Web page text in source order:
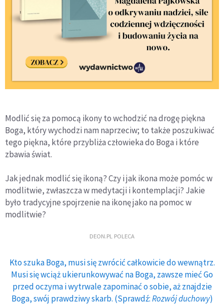
Modlić się za pomocą ikony to wchodzić na drogę piękna
Boga, który wychodzi nam naprzeciw; to także poszukiwać
tego piękna, które przybliża człowieka do Boga i które
zbawia świat.
Jak jednak modlić się ikoną? Czy i jak ikona może pomóc w
modlitwie, zwłaszcza w medytacji i kontemplacji? Jakie
było tradycyjne spojrzenie na ikonę jako na pomoc w
modlitwie?
DEON.PL POLECA
Kto szuka Boga, musi się zwrócić całkowicie do wewnątrz.
Musi się wciąż ukierunkowywać na Boga, zawsze mieć Go
przed oczyma i wytrwale zapominać o sobie, aż znajdzie
Boga, swój prawdziwy skarb. (Sprawdź:Rozwój duchowy)